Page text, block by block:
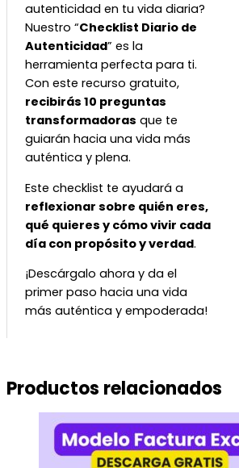
autenticidad en tu vida diaria?
Nuestro “Checklist Diario de
Autenticidad” es la
herramienta perfecta para ti.
Con este recurso gratuito,
recibirás 10 preguntas
transformadoras que te
guiarán hacia una vida más
auténtica y plena.
Este checklist te ayudará a
reflexionar sobre quién eres,
qué quieres y cómo vivir cada
día con propósito y verdad.
¡Descárgalo ahora y da el
primer paso hacia una vida
más auténtica y empoderada!
Productos relacionados